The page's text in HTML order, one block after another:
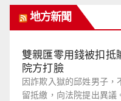
地方新聞
雙親匯零用錢被扣抵
院方打臉
因詐欺入獄的邱姓男子，
留抵繳，向法院提出異議